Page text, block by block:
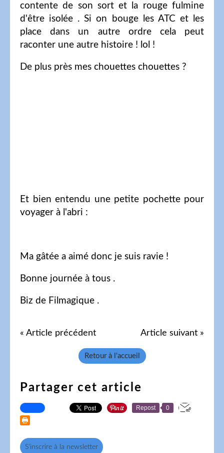
contente de son sort et la rouge fulmine
d'être isolée . Si on bouge les ATC et les
place dans un autre ordre cela peut
raconter une autre histoire ! lol !
De plus près mes chouettes chouettes ?
Et bien entendu une petite pochette pour
voyager à l'abri :
Ma gâtée a aimé donc je suis ravie !
Bonne journée à tous .
Biz de Filmagique .
« Article précédent Article suivant »
Retour à l'accueil
Partager cet article
Repost 0
S'inscrire à la newsletter